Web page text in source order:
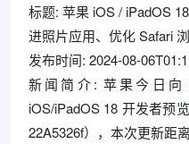
标题: 苹果 iOS / iPadOS
进照片应用、优化 Safari
发布时间: 2024-08-
新闻简介: 苹果今日向
iOS/iPadOS 18 开发者预
22A5326f），本次更新距